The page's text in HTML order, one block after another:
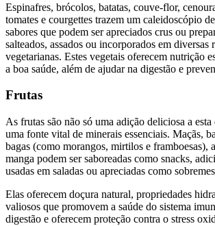
Espinafres, brócolos, batatas, couve-flor,
tomates e courgettes trazem um caleidoscópio
sabores que podem ser apreciados crus ou
salteados, assados ou incorporados em diversas
vegetarianas. Estes vegetais oferecem nutrição
a boa saúde, além de ajudar na digestão e
Frutas
As frutas são não só uma adição deliciosa a
uma fonte vital de minerais essenciais. Maçãs,
bagas (como morangos, mirtilos e framboesas),
manga podem ser saboreadas como snacks,
usadas em saladas ou apreciadas como
Elas oferecem doçura natural, propriedades
valiosos que promovem a saúde do sistema
digestão e oferecem proteção contra o stress